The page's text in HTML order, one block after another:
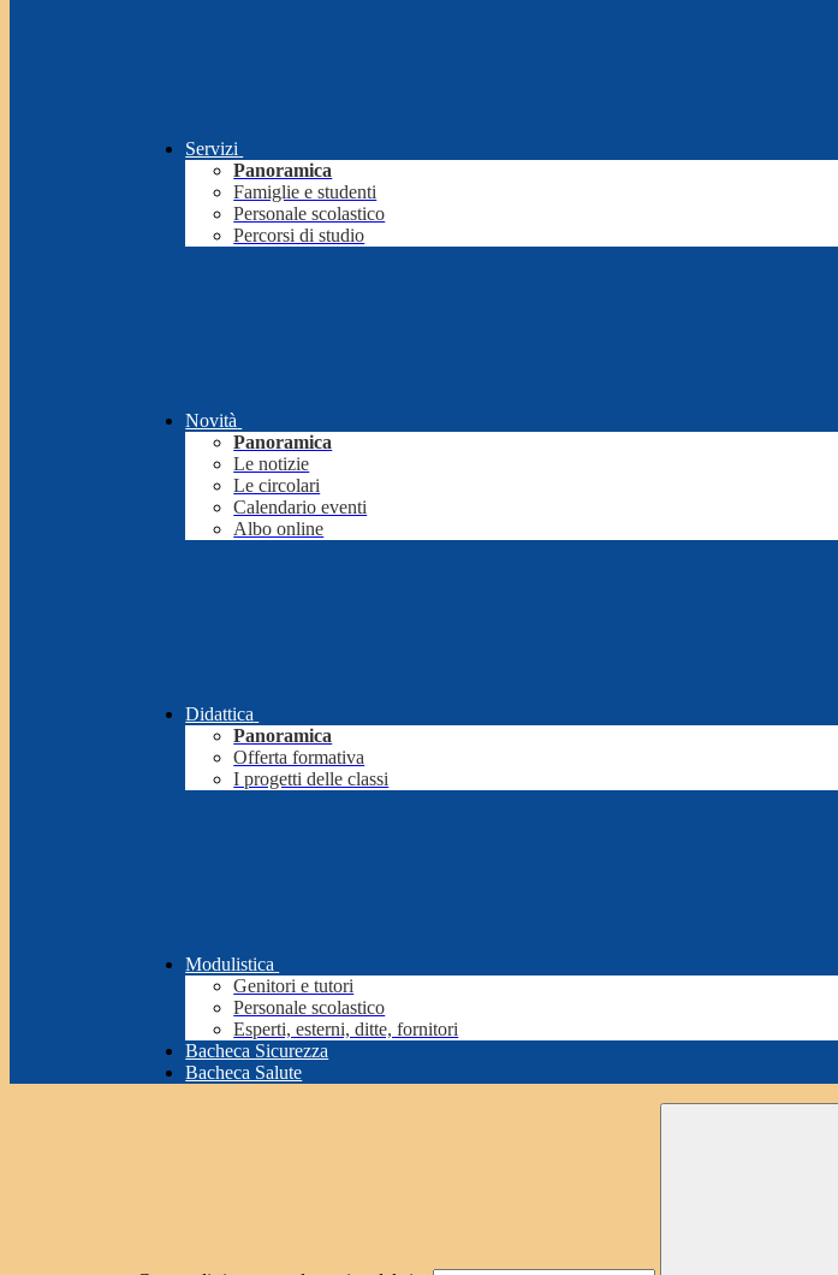
Servizi
Panoramica
Famiglie e studenti
Personale scolastico
Percorsi di studio
Novità
Panoramica
Le notizie
Le circolari
Calendario eventi
Albo online
Didattica
Panoramica
Offerta formativa
I progetti delle classi
Modulistica
Genitori e tutori
Personale scolastico
Esperti, esterni, ditte, fornitori
Bacheca Sicurezza
Bacheca Salute